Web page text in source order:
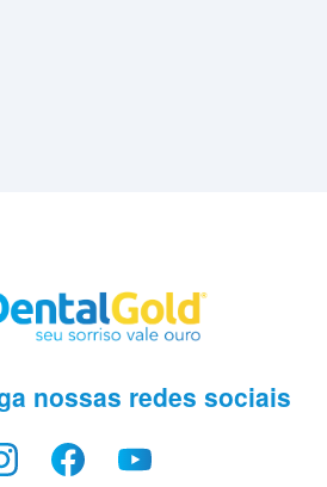
nossas redes sociais